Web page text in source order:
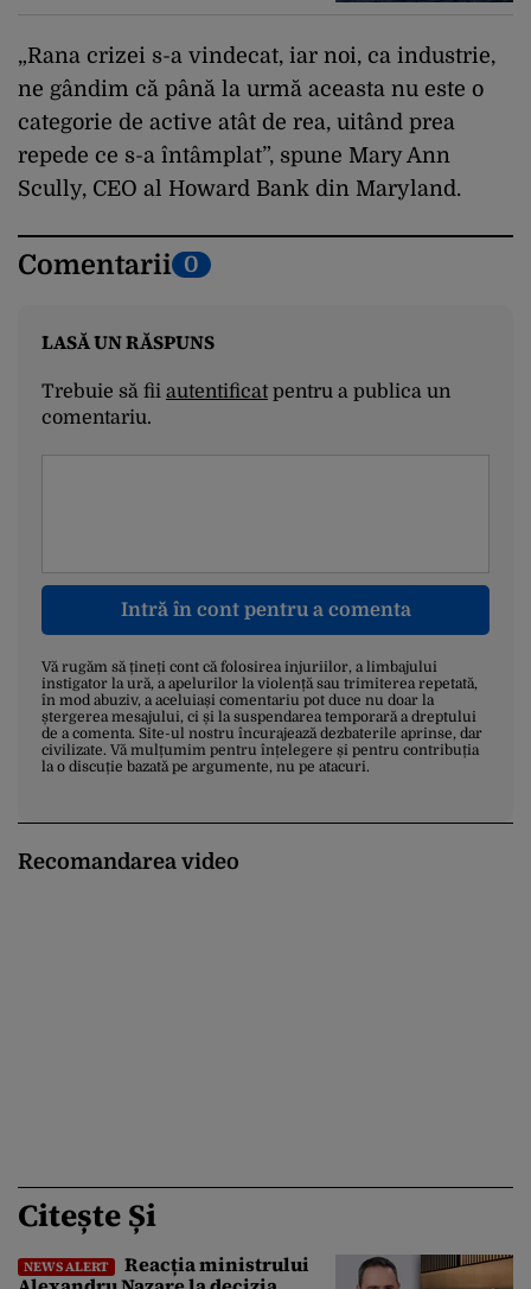
„Rana crizei s-a vindecat, iar noi, ca industrie,
ne gândim că până la urmă aceasta nu este o
categorie de active atât de rea, uitând prea
repede ce s-a întâmplat”, spune Mary Ann
Scully, CEO al Howard Bank din Maryland.
Comentarii 0
LASĂ UN RĂSPUNS
Trebuie să fii autentificatpentru a publica un
comentariu.
Intră în cont pentru a comenta
Vă rugăm să țineți cont că folosirea injuriilor, a limbajului
instigator la ură, a apelurilor la violență sau trimiterea repetată,
în mod abuziv, a aceluiași comentariu pot duce nu doar la
ștergerea mesajului, ci și la suspendarea temporară a dreptului
de a comenta. Site-ul nostru încurajează dezbaterile aprinse, dar
civilizate. Vă mulțumim pentru înțelegere și pentru contribuția
la o discuție bazată pe argumente, nu pe atacuri.
Recomandarea video
Citește Și
NEWS ALERT
Reacția ministrului